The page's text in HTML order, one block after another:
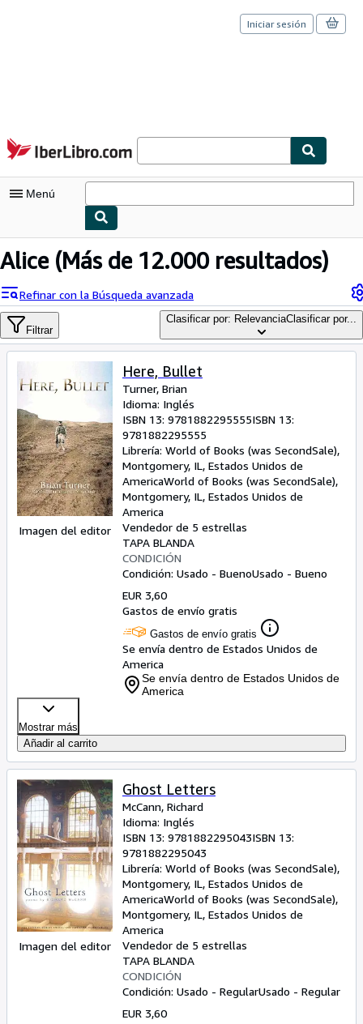
Pasar al contenido principal
IberLibro.com
Iniciar sesión
Menú
Mi cuenta
Cerrar sesión
Búsqueda avanzada
Colecciones
Libros antiguos
Arte y coleccionismo
Vendedores
Comenzar a vender
Ayuda
CERRAR
Alice(Más de 12.000 resultados)
Refinar con la Búsqueda avanzada
Filtrar
Clasificar por: RelevanciaClasificar por...
Imagen del editor
Here, Bullet
Turner, Brian
Idioma: Inglés
ISBN 13: 9781882295555ISBN 13:
9781882295555
Librería: World of Books (was SecondSale),
Montgomery, IL, Estados Unidos de
AmericaWorld of Books (was SecondSale),
Montgomery, IL, Estados Unidos de
America
Vendedor de 5 estrellas
TAPA BLANDA
CONDICIÓN
Condición: Usado - BuenoUsado - Bueno
EUR 3,60
Gastos de envío gratis
Gastos de envío gratis
Se envía dentro de Estados Unidos de
America
Se envía dentro de Estados Unidos de
America
Mostrar más
Añadir al carrito
Imagen del editor
Ghost Letters
McCann, Richard
Idioma: Inglés
ISBN 13: 9781882295043ISBN 13:
9781882295043
Librería: World of Books (was SecondSale),
Montgomery, IL, Estados Unidos de
AmericaWorld of Books (was SecondSale),
Montgomery, IL, Estados Unidos de
America
Vendedor de 5 estrellas
TAPA BLANDA
CONDICIÓN
Condición: Usado - RegularUsado - Regular
EUR 3,60